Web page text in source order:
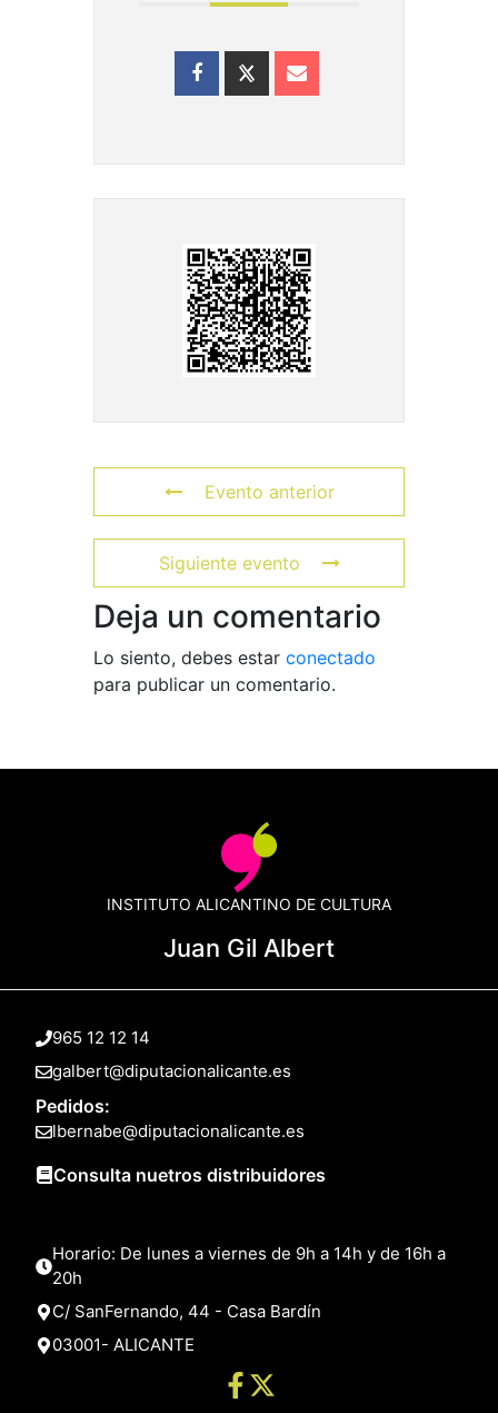
Evento anterior
Siguiente evento
Deja un comentario
Lo siento, debes estar conectado
para publicar un comentario.
INSTITUTO ALICANTINO DE CULTURA
Juan Gil Albert
965 12 12 14
galbert@diputacionalicante.es
Pedidos:
lbernabe@diputacionalicante.es
Consulta nuetros distribuidores
Horario: De lunes a viernes de 9h a 14h y de 16h a
20h
C/ SanFernando, 44 - Casa Bardín
03001- ALICANTE